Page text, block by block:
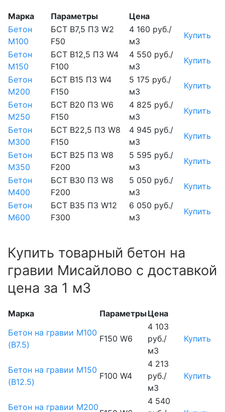
Марка Параметры
Цена
Бетон
М100
БСТ В7,5 П3 W2
F50
4 160 руб./
м3
Купить
Бетон
М150
БСТ В12,5 П3 W4
F100
4 550 руб./
м3
Купить
Бетон
М200
БСТ В15 П3 W4
F150
5 175 руб./
м3
Купить
Бетон
М250
БСТ В20 П3 W6
F150
4 825 руб./
м3
Купить
Бетон
М300
БСТ В22,5 П3 W8
F150
4 945 руб./
м3
Купить
Бетон
М350
БСТ В25 П3 W8
F200
5 595 руб./
м3
Купить
Бетон
М400
БСТ В30 П3 W8
F200
5 050 руб./
м3
Купить
Бетон
М600
БСТ В35 П3 W12
F300
6 050 руб./
м3
Купить
Купить товарный бетон на
гравии Мисайлово с доставкой
цена за 1 м3
Марка ПараметрыЦена
Бетон на гравии М100
(B7.5)
F150 W6
4 103
руб./
м3
Купить
Бетон на гравии М150
(B12.5)
F100 W4
4 213
руб./
м3
Купить
Бетон на гравии М200
4 540